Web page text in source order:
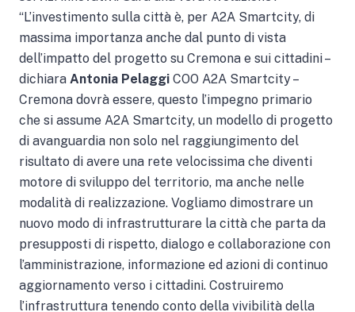
“L’investimento sulla città è, per A2A Smartcity, di
massima importanza anche dal punto di vista
dell’impatto del progetto su Cremona e sui cittadini –
dichiara Antonia Pelaggi COO A2A Smartcity –
Cremona dovrà essere, questo l’impegno primario
che si assume A2A Smartcity, un modello di progetto
di avanguardia non solo nel raggiungimento del
risultato di avere una rete velocissima che diventi
motore di sviluppo del territorio, ma anche nelle
modalità di realizzazione. Vogliamo dimostrare un
nuovo modo di infrastrutturare la città che parta da
presupposti di rispetto, dialogo e collaborazione con
l’amministrazione, informazione ed azioni di continuo
aggiornamento verso i cittadini. Costruiremo
l’infrastruttura tenendo conto della vivibilità della